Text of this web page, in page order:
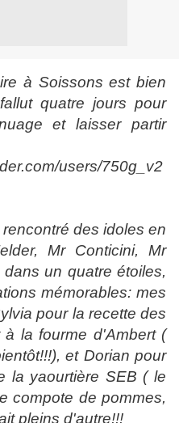
à Soissons est bien
quatre jours pour
et laisser partir
des idoles en
Mr Conticini, Mr
un quatre étoiles,
mémorables: mes
pour la recette des
la fourme d'Ambert (
et Dorian pour
la yaourtière SEB ( le
compote de pommes,
pleins d'autre!!!